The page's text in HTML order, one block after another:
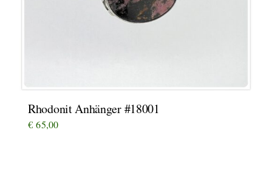
Rhodonit Anhänger #18001
€ 65,00